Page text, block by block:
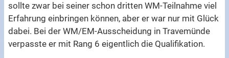
sollte zwar bei seiner schon dritten WM-Teilnahme viel
Erfahrung einbringen können, aber er war nur mit Glück
dabei. Bei der WM/EM-Ausscheidung in Travemünde
verpasste er mit Rang 6 eigentlich die Qualifikation.